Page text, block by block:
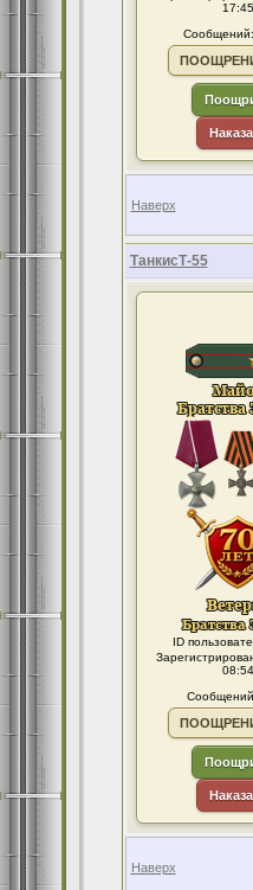
17:45
Наверх
ТанкисТ-55
ID
08:54
Наверх